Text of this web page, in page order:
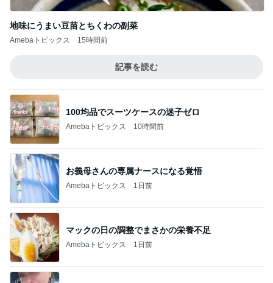
地味にうまい豆苗とちくわの副菜
Amebaトピックス 15時間前
記事を読む
100均品でスーツケースの迷子ゼロ
Amebaトピックス 10時間前
お義母さんの専属ナースになる覚悟
Amebaトピックス 1日前
マックの日の調整でまさかの栄養不足
Amebaトピックス 1日前